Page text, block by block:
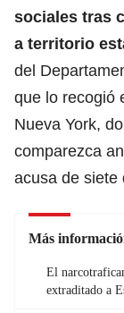
sociales tras
a territorio
del
que lo recogió
Nueva York,
comparezca
acusa de siete
Más
El
extraditado a